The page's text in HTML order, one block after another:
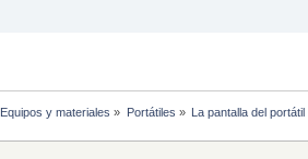
Equipos y materiales » Portátiles » La pantalla del